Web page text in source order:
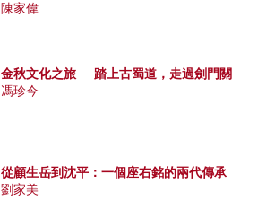
陳家偉
金秋文化之旅──踏上古蜀道，走過劍門關
馮珍今
從顧生岳到沈平：一個座右銘的兩代傳承
劉家美